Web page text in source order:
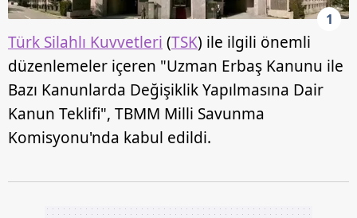
1
Türk Silahlı Kuvvetleri (TSK) ile ilgili önemli
düzenlemeler içeren "Uzman Erbaş Kanunu ile
Bazı Kanunlarda Değişiklik Yapılmasına Dair
Kanun Teklifi", TBMM Milli Savunma
Komisyonu'nda kabul edildi.